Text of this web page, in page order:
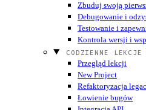
Zbuduj swoją
Debugowanie i
Testowanie i
Kontrola wersji i
CODZIENNE LEKCJE
Przegląd lekcji
New Project
Refaktoryzacja
Łowienie bugów